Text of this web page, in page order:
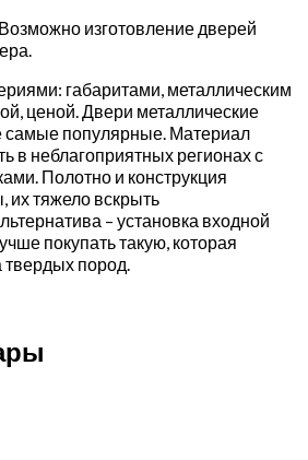
изготовление дверей
габаритами, металлическим
ценой. Двери металлические
самые популярные. Материал
в неблагоприятных регионах с
Полотно и конструкция
их тяжело вскрыть
– установка входной
покупать такую, которая
пород.